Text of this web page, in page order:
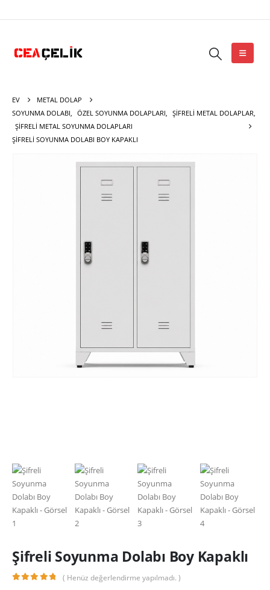
EV
METAL DOLAP
SOYUNMA DOLABI, ÖZEL SOYUNMA DOLAPLARI, ŞIFRELI METAL DOLAPLAR,
ŞIFRELI METAL SOYUNMA DOLAPLARI
ŞIFRELI SOYUNMA DOLABI BOY KAPAKLI
Şifreli Soyunma Dolabı Boy Kapaklı
( Henüz değerlendirme yapılmadı. )